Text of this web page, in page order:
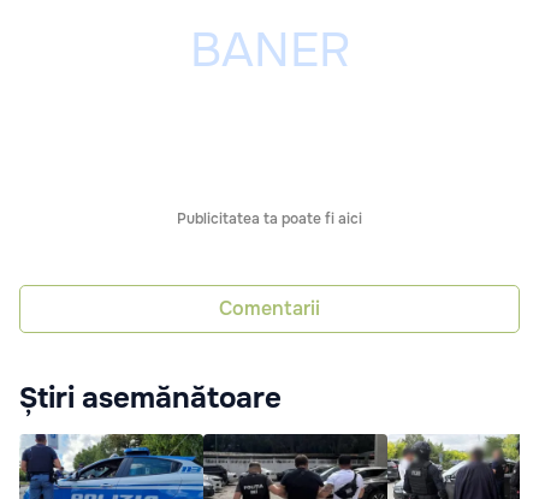
Publicitatea ta poate fi aici
Comentarii
Știri asemănătoare